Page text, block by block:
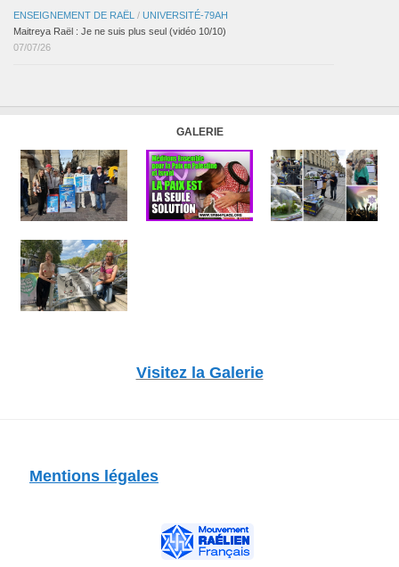
ENSEIGNEMENT DE RAËL / UNIVERSITÉ-79AH
Maitreya Raël : Je ne suis plus seul (vidéo 10/10)
07/07/26
GALERIE
Visitez la Galerie
Mentions légales